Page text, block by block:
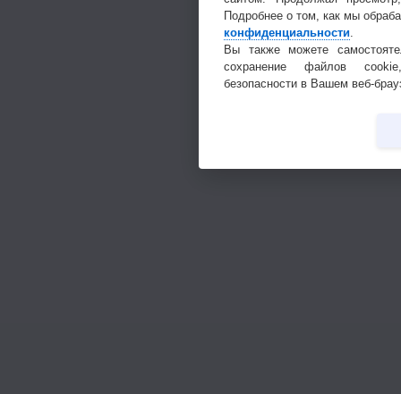
Подробнее о том, как мы
конфиденциальности
Вы также можете
сохранение файлов
безопасности в Вашем веб-